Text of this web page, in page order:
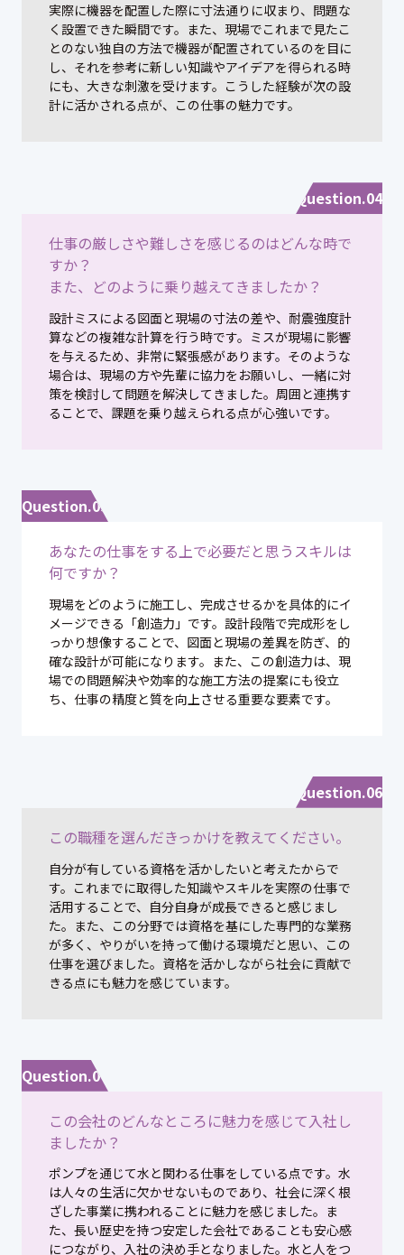
実際に機器を配置した際に寸法通りに収まり、問題な
く設置できた瞬間です。また、現場でこれまで見たこ
とのない独自の方法で機器が配置されているのを目に
し、それを参考に新しい知識やアイデアを得られる時
にも、大きな刺激を受けます。こうした経験が次の設
計に活かされる点が、この仕事の魅力です。
Question.04
仕事の厳しさや難しさを感じるのはどんな時で
すか？
また、どのように乗り越えてきましたか？
設計ミスによる図面と現場の寸法の差や、耐震強度計
算などの複雑な計算を行う時です。ミスが現場に影響
を与えるため、非常に緊張感があります。そのような
場合は、現場の方や先輩に協力をお願いし、一緒に対
策を検討して問題を解決してきました。周囲と連携す
ることで、課題を乗り越えられる点が心強いです。
Question.05
あなたの仕事をする上で必要だと思うスキルは
何ですか？
現場をどのように施工し、完成させるかを具体的にイ
メージできる「創造力」です。設計段階で完成形をし
っかり想像することで、図面と現場の差異を防ぎ、的
確な設計が可能になります。また、この創造力は、現
場での問題解決や効率的な施工方法の提案にも役立
ち、仕事の精度と質を向上させる重要な要素です。
Question.06
この職種を選んだきっかけを教えてください。
自分が有している資格を活かしたいと考えたからで
す。これまでに取得した知識やスキルを実際の仕事で
活用することで、自分自身が成長できると感じまし
た。また、この分野では資格を基にした専門的な業務
が多く、やりがいを持って働ける環境だと思い、この
仕事を選びました。資格を活かしながら社会に貢献で
きる点にも魅力を感じています。
Question.07
この会社のどんなところに魅力を感じて入社し
ましたか？
ポンプを通じて水と関わる仕事をしている点です。水
は人々の生活に欠かせないものであり、社会に深く根
ざした事業に携われることに魅力を感じました。ま
た、長い歴史を持つ安定した会社であることも安心感
につながり、入社の決め手となりました。水と人をつ